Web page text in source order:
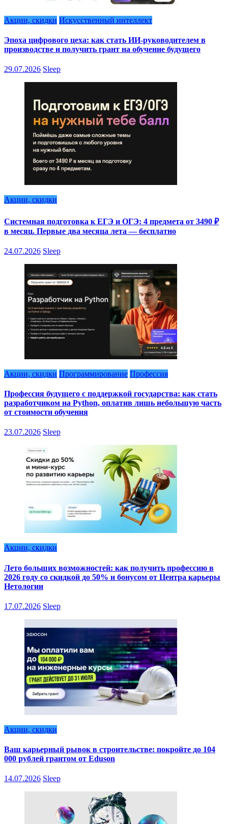
Акции, скидки Искусственный интеллект
Эпоха цифрового цеха: как стать ИИ-руководителем в
производстве и получить грант на обучение будущего
29.07.2026 Sleep
Акции, скидки
Системная подготовка к ЕГЭ и ОГЭ: 4 предмета от 3490 ₽
в месяц. Первые два месяца лета — бесплатно
24.07.2026 Sleep
Акции, скидки Программирование Профессия
Профессия будущего с поддержкой государства: как стать
разработчиком на Python, оплатив лишь небольшую часть
от стоимости обучения
23.07.2026 Sleep
Акции, скидки
Лето больших возможностей: как получить профессию в
2026 году со скидкой до 50% и бонусом от Центра карьеры
Нетологии
17.07.2026 Sleep
Акции, скидки
Ваш карьерный рывок в строительстве: покройте до 104
000 рублей грантом от Eduson
14.07.2026 Sleep